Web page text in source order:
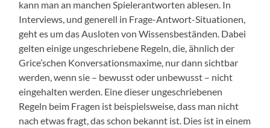
kann man an manchen Spielerantworten ablesen. In
Interviews, und generell in Frage-Antwort-Situationen,
geht es um das Ausloten von Wissensbeständen. Dabei
gelten einige ungeschriebene Regeln, die, ähnlich der
Grice’schen Konversationsmaxime, nur dann sichtbar
werden, wenn sie – bewusst oder unbewusst – nicht
eingehalten werden. Eine dieser ungeschriebenen
Regeln beim Fragen ist beispielsweise, dass man nicht
nach etwas fragt, das schon bekannt ist. Dies ist in einem